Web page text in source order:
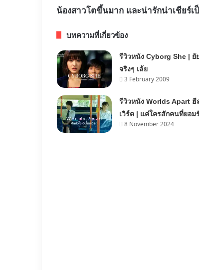
น้องสาวโตขึ้นมาก และน่ารักน่าเชียร์เ
บทความที่เกี่ยวข้อง
รีวิวหนัง Cyborg She | ยั
จริงๆ เล้ย
3 February 2009
รีวิวหนัง Worlds Apart ฮี
เวิร์ต | แค่ใครสักคนที่ยอม
8 November 2024